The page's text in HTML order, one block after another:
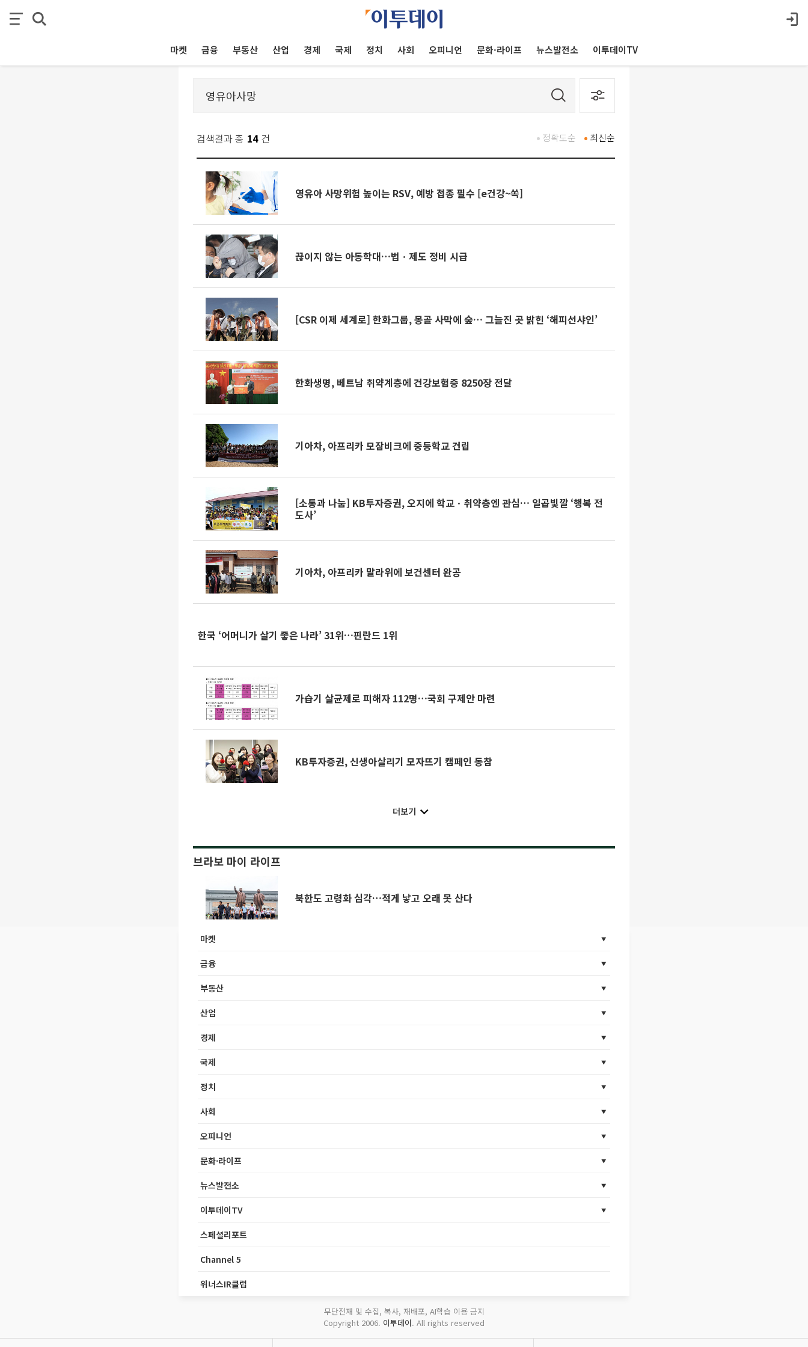
마켓 금융 부동산 산업 경제 국제 정치 사회 오피니언 문화·라이프 뉴스발전소 이투데이TV
검색결과 총 14 건 최신순
정확도순
영유아 사망위험 높이는 RSV, 예방 접종 필수 [e건강~쏙]
끊이지 않는 아동학대…법ㆍ제도 정비 시급
[CSR 이제 세계로] 한화그룹, 몽골 사막에 숲… 그늘진 곳 밝힌 ‘해피선샤인’
한화생명, 베트남 취약계층에 건강보험증 8250장 전달
기아차, 아프리카 모잠비크에 중등학교 건립
[소통과 나눔] KB투자증권, 오지에 학교ㆍ취약층엔 관심… 일곱빛깔 ‘행복 전
도사’
기아차, 아프리카 말라위에 보건센터 완공
한국 ‘어머니가 살기 좋은 나라’ 31위…핀란드 1위
가습기 살균제로 피해자 112명…국회 구제안 마련
KB투자증권, 신생아살리기 모자뜨기 캠페인 동참
더보기
브라보 마이 라이프
북한도 고령화 심각…적게 낳고 오래 못 산다
마켓
금융
부동산
산업
경제
국제
정치
사회
오피니언
문화·라이프
뉴스발전소
이투데이TV
스페셜리포트
Channel 5
위너스IR클럽
무단전재 및 수집, 복사, 재배포, AI학습 이용 금지
Copyright 2006. 이투데이. All rights reserved